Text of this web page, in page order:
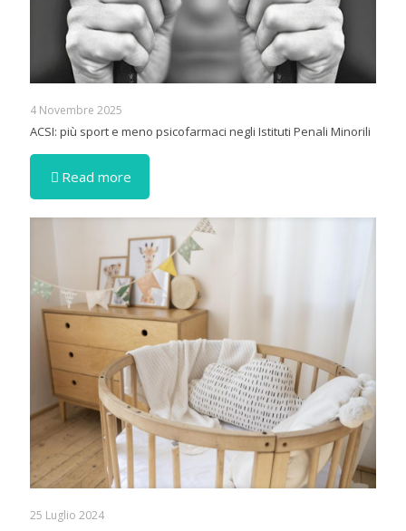
4 Novembre 2025
ACSI: più sport e meno psicofarmaci negli Istituti Penali Minorili
Read more
25 Luglio 2024